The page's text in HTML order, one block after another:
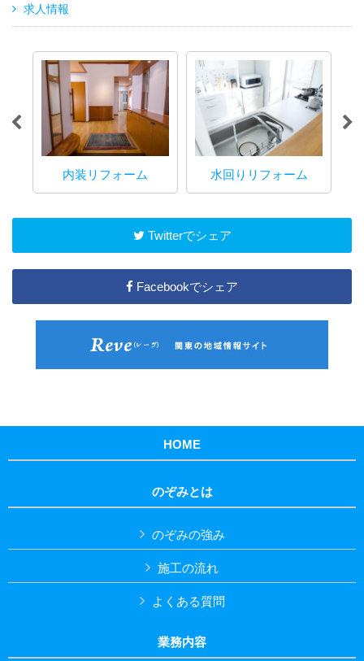
求人情報
内装リフォーム 水回りリフォーム
Twitterでシェア
Facebookでシェア
HOME
のぞみとは
のぞみの強み
施工の流れ
よくある質問
業務内容